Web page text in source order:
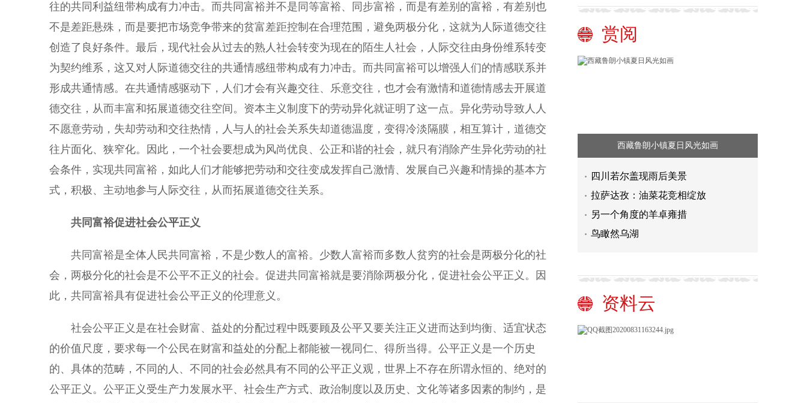
往的共同利益纽带构成有力冲击。而共同富裕并不是同等富裕、同步富裕，而是有差别的富裕，有差别也
不是差距悬殊，而是要把市场竞争带来的贫富差距控制在合理范围，避免两极分化，这就为人际道德交往
创造了良好条件。最后，现代社会从过去的熟人社会转变为现在的陌生人社会，人际交往由身份维系转变
为契约维系，这又对人际道德交往的共通情感纽带构成有力冲击。而共同富裕可以增强人们的情感联系并
形成共通情感。在共通情感驱动下，人们才会有兴趣交往、乐意交往，也才会有激情和道德情感去开展道
德交往，从而丰富和拓展道德交往空间。资本主义制度下的劳动异化就证明了这一点。异化劳动导致人人
不愿意劳动，失却劳动和交往热情，人与人的社会关系失却道德温度，变得冷淡隔膜，相互算计，道德交
往片面化、狭窄化。因此，一个社会要想成为风尚优良、公正和谐的社会，就只有消除产生异化劳动的社
会条件，实现共同富裕，如此人们才能够把劳动和交往变成发挥自己激情、发展自己兴趣和情操的基本方
式，积极、主动地参与人际交往，从而拓展道德交往关系。
共同富裕促进社会公平正义
共同富裕是全体人民共同富裕，不是少数人的富裕。少数人富裕而多数人贫穷的社会是两极分化的社
会，两极分化的社会是不公平不正义的社会。促进共同富裕就是要消除两极分化，促进社会公平正义。因
此，共同富裕具有促进社会公平正义的伦理意义。
社会公平正义是在社会财富、益处的分配过程中既要顾及公平又要关注正义进而达到均衡、适宜状态
的价值尺度，要求每一个公民在财富和益处的分配上都能被一视同仁、得所当得。公平正义是一个历史
的、具体的范畴，不同的人、不同的社会必然具有不同的公平正义观，世界上不存在所谓永恒的、绝对的
公平正义。公平正义受生产力发展水平、社会生产方式、政治制度以及历史、文化等诸多因素的制约，是
赏阅
西藏鲁朗小镇夏日风光如画
四川若尔盖现雨后美景
拉萨达孜：油菜花竞相绽放
另一个角度的羊卓雍措
鸟瞰然乌湖
资料云